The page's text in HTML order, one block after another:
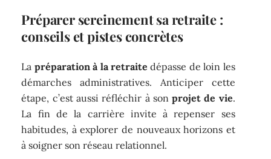
Préparer sereinement sa retraite :
conseils et pistes concrètes
La préparation à la retraite dépasse de loin les
démarches administratives. Anticiper cette
étape, c’est aussi réfléchir à sonprojet de vie.
La fin de la carrière invite à repenser ses
habitudes, à explorer de nouveaux horizons et
à soigner son réseau relationnel.